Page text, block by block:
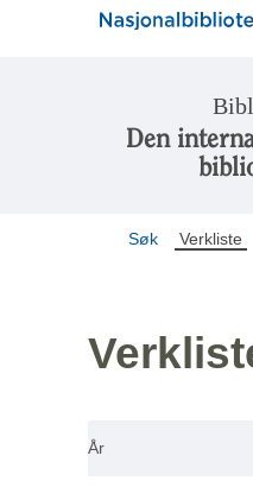
Den
Søk Verkliste
År